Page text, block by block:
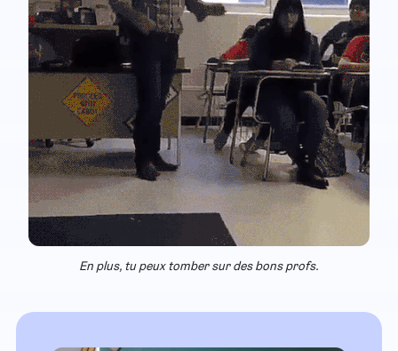
En plus, tu peux tomber sur des bons profs.